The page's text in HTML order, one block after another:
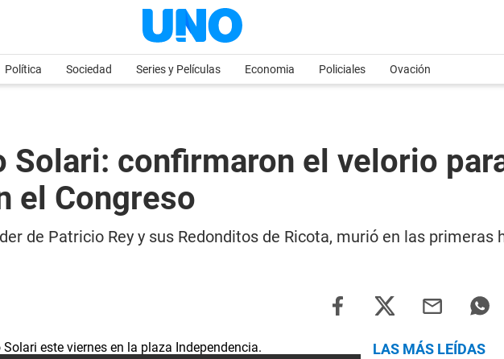
Política Sociedad Series y Películas Economia Policiales Ovación
Solari: confirmaron el velorio
el Congreso
de Patricio Rey y sus Redonditos de Ricota, murió en las primeras
LAS MÁS LEÍDAS